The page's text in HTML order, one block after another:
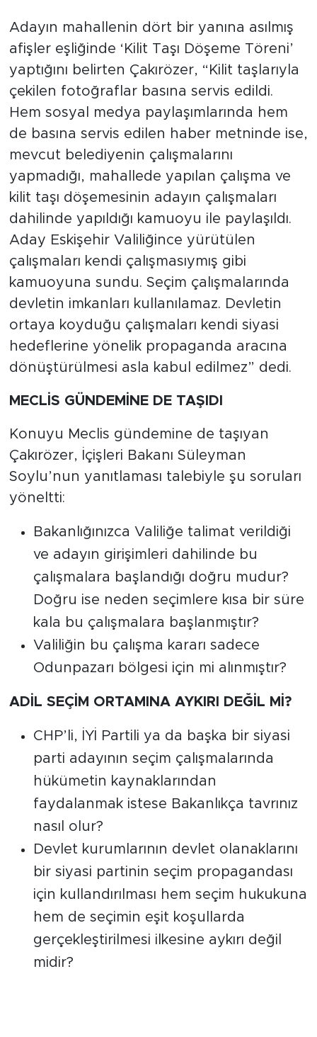
Adayın mahallenin dört bir yanına asılmış
afişler eşliğinde ‘Kilit Taşı Döşeme Töreni’
yaptığını belirten Çakırözer, “Kilit taşlarıyla
çekilen fotoğraflar basına servis edildi.
Hem sosyal medya paylaşımlarında hem
de basına servis edilen haber metninde ise,
mevcut belediyenin çalışmalarını
yapmadığı, mahallede yapılan çalışma ve
kilit taşı döşemesinin adayın çalışmaları
dahilinde yapıldığı kamuoyu ile paylaşıldı.
Aday Eskişehir Valiliğince yürütülen
çalışmaları kendi çalışmasıymış gibi
kamuoyuna sundu. Seçim çalışmalarında
devletin imkanları kullanılamaz. Devletin
ortaya koyduğu çalışmaları kendi siyasi
hedeflerine yönelik propaganda aracına
dönüştürülmesi asla kabul edilmez” dedi.
MECLİS GÜNDEMİNE DE TAŞIDI
Konuyu Meclis gündemine de taşıyan
Çakırözer, İçişleri Bakanı Süleyman
Soylu’nun yanıtlaması talebiyle şu soruları
yöneltti:
Bakanlığınızca Valiliğe talimat verildiği
ve adayın girişimleri dahilinde bu
çalışmalara başlandığı doğru mudur?
Doğru ise neden seçimlere kısa bir süre
kala bu çalışmalara başlanmıştır?
Valiliğin bu çalışma kararı sadece
Odunpazarı bölgesi için mi alınmıştır?
ADİL SEÇİM ORTAMINA AYKIRI DEĞİL Mİ?
CHP’li, İYİ Partili ya da başka bir siyasi
parti adayının seçim çalışmalarında
hükümetin kaynaklarından
faydalanmak istese Bakanlıkça tavrınız
nasıl olur?
Devlet kurumlarının devlet olanaklarını
bir siyasi partinin seçim propagandası
için kullandırılması hem seçim hukukuna
hem de seçimin eşit koşullarda
gerçekleştirilmesi ilkesine aykırı değil
midir?